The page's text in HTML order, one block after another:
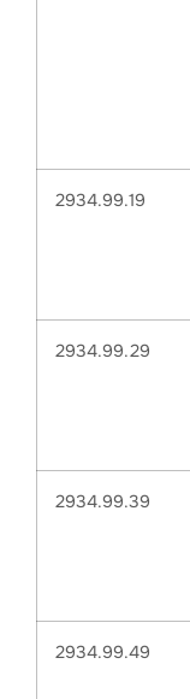
2934.99.19
2934.99.29
2934.99.39
2934.99.49